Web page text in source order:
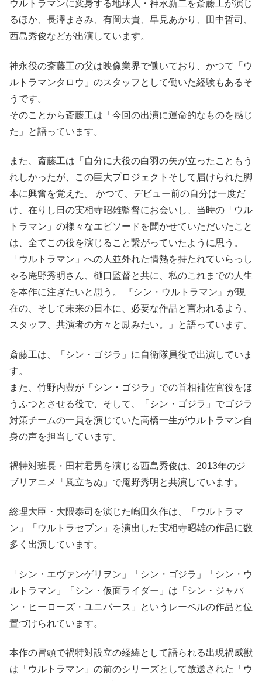
ウルトラマンに変身する地球人・神永新二を斎藤工が演じ
るほか、長澤まさみ、有岡大貴、早見あかり、田中哲司、
西島秀俊などが出演しています。
神永役の斎藤工の父は映像業界で働いており、かつて「ウ
ルトラマンタロウ」のスタッフとして働いた経験もあるそ
うです。
そのことから斎藤工は「今回の出演に運命的なものを感じ
た」と語っています。
また、斎藤工は「自分に大役の白羽の矢が立ったこともう
れしかったが、この巨大プロジェクトそして届けられた脚
本に興奮を覚えた。 かつて、デビュー前の自分は一度だ
け、在りし日の実相寺昭雄監督にお会いし、当時の「ウル
トラマン」の様々なエピソードを聞かせていただいたこと
は、全てこの役を演じること繋がっていたように思う。
「ウルトラマン」への人並外れた情熱を持たれていらっし
ゃる庵野秀明さん、樋口監督と共に、私のこれまでの人生
を本作に注ぎたいと思う。 『シン・ウルトラマン』が現
在の、そして未来の日本に、必要な作品と言われるよう、
スタッフ、共演者の方々と励みたい。」と語っています。
斎藤工は、「シン・ゴジラ」に自衛隊員役で出演していま
す。
また、竹野内豊が「シン・ゴジラ」での首相補佐官役をほ
うふつとさせる役で、そして、「シン・ゴジラ」でゴジラ
対策チームの一員を演じていた高橋一生がウルトラマン自
身の声を担当しています。
禍特対班長・田村君男を演じる西島秀俊は、2013年のジ
ブリアニメ「風立ちぬ」で庵野秀明と共演しています。
総理大臣・大隈泰司を演じた嶋田久作は、「ウルトラマ
ン」「ウルトラセブン」を演出した実相寺昭雄の作品に数
多く出演しています。
「シン・エヴァンゲリヲン」「シン・ゴジラ」「シン・ウ
ルトラマン」「シン・仮面ライダー」は「シン・ジャパ
ン・ヒーローズ・ユニバース」というレーベルの作品と位
置づけられています。
本作の冒頭で禍特対設立の経緯として語られる出現禍威獣
は「ウルトラマン」の前のシリーズとして放送された「ウ